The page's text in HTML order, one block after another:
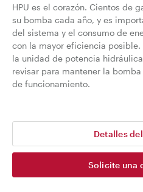
HPU es el corazón. Cientos de
su bomba cada año, y es
del sistema y el consumo de
con la mayor eficiencia
la unidad de potencia
revisar para mantener la
de funcionamiento.
Detalles
Solicite una